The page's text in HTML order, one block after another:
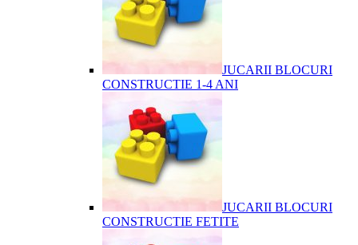
JUCARII BLOCURI
CONSTRUCTIE 1-4 ANI
JUCARII BLOCURI
CONSTRUCTIE FETITE